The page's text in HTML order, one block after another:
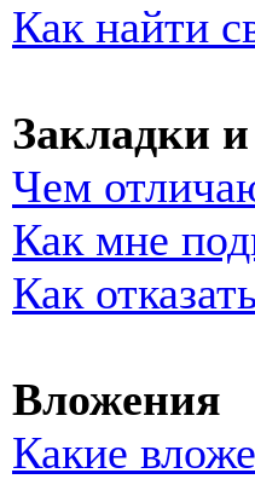
Как найти
Закладки
Чем
Как мне
Как
Вложения
Какие